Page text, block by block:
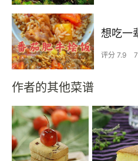
想吃一
评分 7.9
作者的其他菜谱